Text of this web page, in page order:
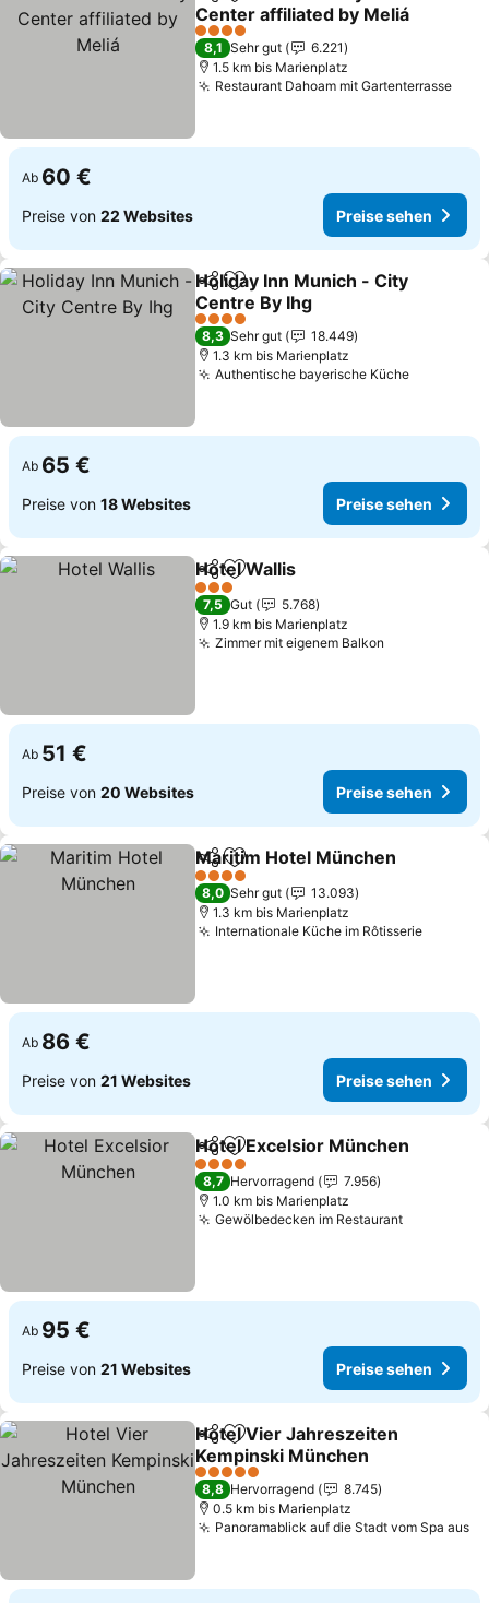
Center affiliated by Meliá
4 Sterne
8,1 Sehr gut
6.221
1.5 km bis Marienplatz
Restaurant Dahoam mit Gartenterrasse
Ab 60 €
Preise von 22 Websites Preise sehen
TeilenZu Favoriten hinzufügen
Holiday Inn Munich - City
Centre By Ihg
4 Sterne
8,3 Sehr gut
18.449
1.3 km bis Marienplatz
Authentische bayerische Küche
Ab 65 €
Preise von 18 Websites Preise sehen
TeilenZu Favoriten hinzufügen
Hotel Wallis
3 Sterne
7,5 Gut
5.768
1.9 km bis Marienplatz
Zimmer mit eigenem Balkon
Ab 51 €
Preise von 20 Websites Preise sehen
TeilenZu Favoriten hinzufügen
Maritim Hotel München
4 Sterne
8,0 Sehr gut
13.093
1.3 km bis Marienplatz
Internationale Küche im Rôtisserie
Ab 86 €
Preise von 21 Websites Preise sehen
TeilenZu Favoriten hinzufügen
Hotel Excelsior München
4 Sterne
8,7 Hervorragend
7.956
1.0 km bis Marienplatz
Gewölbedecken im Restaurant
Ab 95 €
Preise von 21 Websites Preise sehen
TeilenZu Favoriten hinzufügen
Hotel Vier Jahreszeiten
Kempinski München
5 Sterne
8,8 Hervorragend
8.745
0.5 km bis Marienplatz
Panoramablick auf die Stadt vom Spa aus